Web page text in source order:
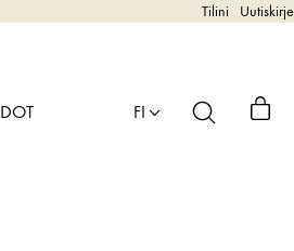
Tilini Uutiskirje
FI